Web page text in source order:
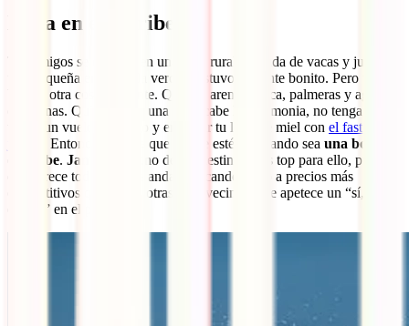
Boda en el Caribe
Tus amigos se casaron en una casa rural rodeada de vacas y junto a
una pequeña ermita y, la verdad, estuvo bastante bonito. Pero tú
buscas otra cosa diferente. Quieres arena blanca, palmeras y aguas
cristalinas. Quieres que, una vez acabe la ceremonia, no tenga que
tomar un vuelo oceánico y empezar tu luna de miel con el fastidioso
. Entonces, puede que lo que estés buscando sea una boda en
el caribe. Jamaica
es uno de los destinos más top para ello, puesto
que ofrece todo eso que andas buscando, pero a precios más
competitivos que los de otras islas vecinas. ¿Te apetece un “sí,
quiero” en el paraíso?